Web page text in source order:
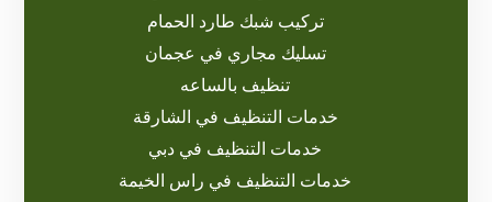
تركيب شبك طارد الحمام
تسليك مجاري في عجمان
تنظيف بالساعه
خدمات التنظيف في الشارقة
خدمات التنظيف في دبي
خدمات التنظيف في راس الخيمة